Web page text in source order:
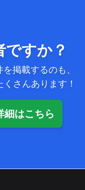
すか？
掲載するのも、
さんあります！
はこちら